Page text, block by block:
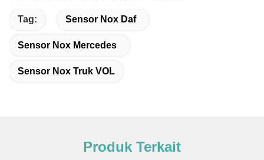
Tag: Sensor Nox Daf
Sensor Nox Mercedes
Sensor Nox Truk VOL
Produk Terkait